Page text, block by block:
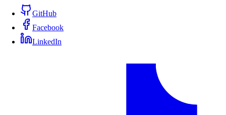
GitHub
Facebook
LinkedIn